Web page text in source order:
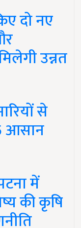
दो नए
उन्नत
से
आसान
में
की कृषि